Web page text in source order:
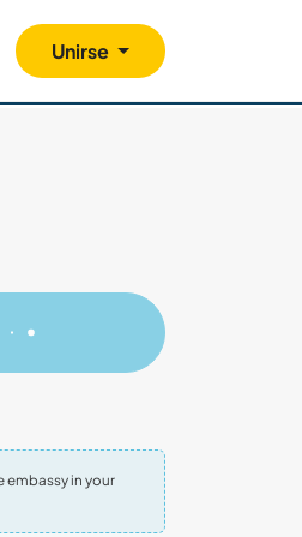
Unirse
embassy in your